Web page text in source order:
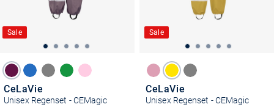
Sale
CeLaVie
Unisex Regenset - CEMagic
Sale
CeLaVie
Unisex Regenset - CEMagic